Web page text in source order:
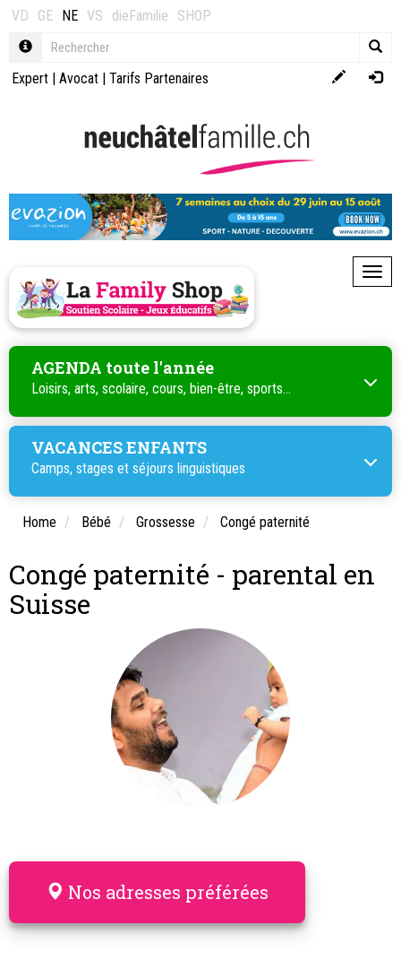
VD GE NE VS dieFamilie SHOP
Expert | Avocat | Tarifs Partenaires
AGENDA toute l'année
Loisirs, arts, scolaire, cours, bien-être, sports...
VACANCES ENFANTS
Camps, stages et séjours linguistiques
Home Bébé Grossesse Congé paternité
Congé paternité - parental en
Suisse
Nos adresses préférées